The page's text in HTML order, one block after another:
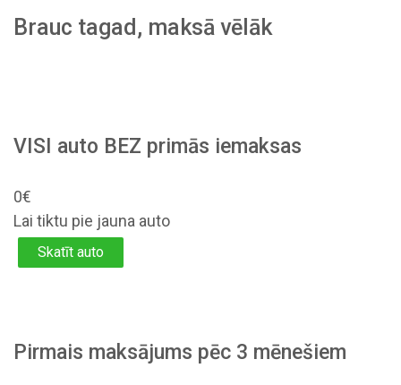
Brauc tagad, maksā vēlāk
VISI auto BEZ primās iemaksas
0€
Lai tiktu pie jauna auto
Skatīt auto
Pirmais maksājums pēc 3 mēnešiem